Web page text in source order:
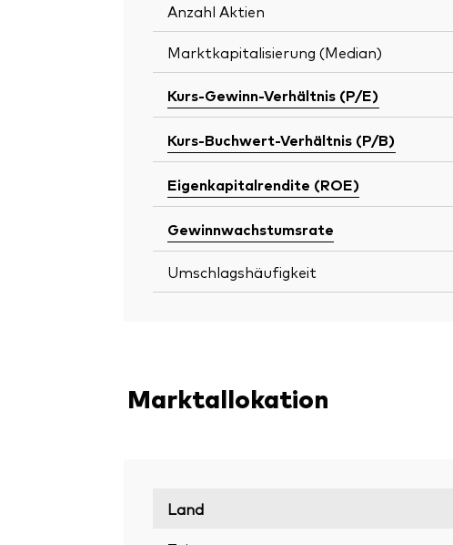
Anzahl Aktien
Marktkapitalisierung (Median)
Kurs-Gewinn-Verhältnis (P/E)
Kurs-Buchwert-Verhältnis (P/B)
Eigenkapitalrendite (ROE)
Gewinnwachstumsrate
Umschlagshäufigkeit
Marktallokation
Land